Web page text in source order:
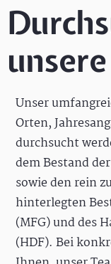
Unser
Orten,
durchsucht
dem Bestand
sowie den rein
hinterlegten
(MFG) und des
(HDF). Bei